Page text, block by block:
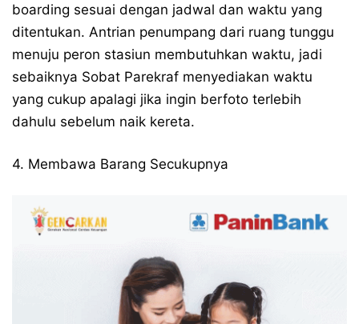
boarding sesuai dengan jadwal dan waktu yang
ditentukan. Antrian penumpang dari ruang tunggu
menuju peron stasiun membutuhkan waktu, jadi
sebaiknya Sobat Parekraf menyediakan waktu
yang cukup apalagi jika ingin berfoto terlebih
dahulu sebelum naik kereta.
4. Membawa Barang Secukupnya